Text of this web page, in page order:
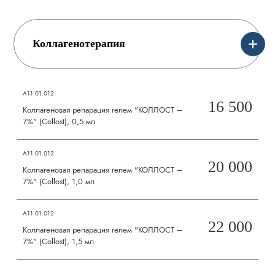
Коллагенотерапия
А11.01.012
Коллагеновая репарация гелем "КОЛЛОСТ –
7%" (Collost), 0,5 мл
16 500
А11.01.012
Коллагеновая репарация гелем "КОЛЛОСТ –
7%" (Collost), 1,0 мл
20 000
А11.01.012
Коллагеновая репарация гелем "КОЛЛОСТ –
7%" (Collost), 1,5 мл
22 000